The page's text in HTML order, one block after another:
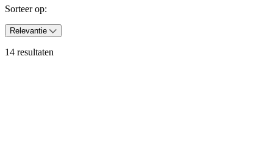
Sorteer op:
Relevantie
14 resultaten